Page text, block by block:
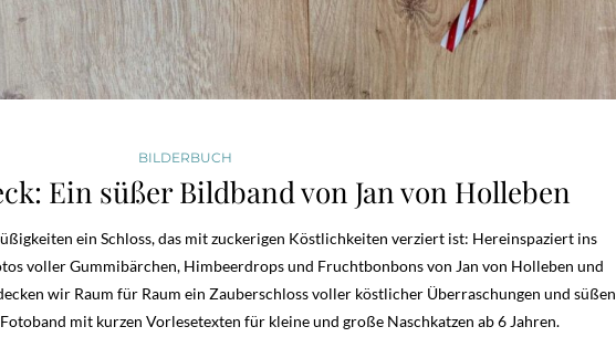
BILDERBUCH
Ein süßer Bildband von Jan von Holleben
ein Schloss, das mit zuckerigen Köstlichkeiten verziert ist: Hereinspaziert ins
voller Gummibärchen, Himbeerdrops und Fruchtbonbons von Jan von Holleben und
wir Raum für Raum ein Zauberschloss voller köstlicher Überraschungen und süßen
mit kurzen Vorlesetexten für kleine und große Naschkatzen ab 6 Jahren.